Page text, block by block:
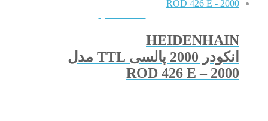
HEIDENHAIN
انکودر 2000 پالسی TTL مدل
ROD 426 E – 2000